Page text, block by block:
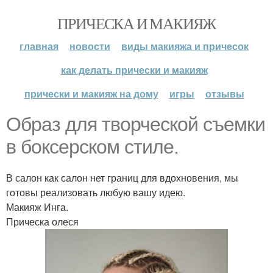
ПРИЧЕСКА И МАКИЯЖ
главная новости
виды макияжа и причесок
как делать прически и макияж
прически и макияж на дому
игры отзывы
Образ для творческой съемки
в боксерском стиле.
В салон как салон нет границ для вдохновения, мы
готовы реализовать любую вашу идею.
Макияж Инга.
Прическа олеся